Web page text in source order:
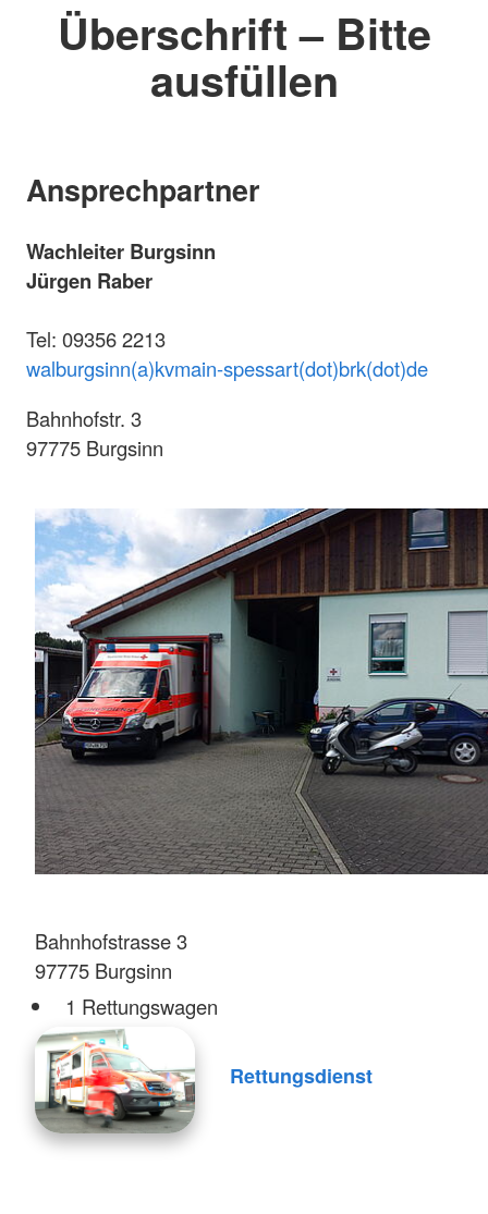
Überschrift – Bitte
ausfüllen
Ansprechpartner
Wachleiter Burgsinn
Jürgen Raber
Tel: 09356 2213
walburgsinn(a)kvmain-spessart(dot)brk(dot)de
Bahnhofstr. 3
97775 Burgsinn
Bahnhofstrasse 3
97775 Burgsinn
1 Rettungswagen
Rettungsdienst